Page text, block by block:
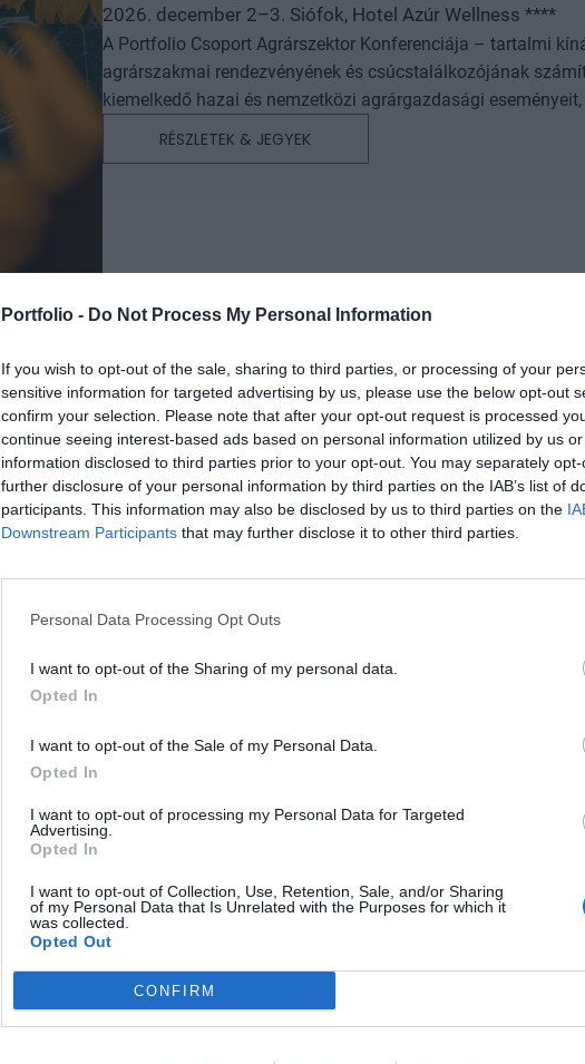
Portfolio - Do Not Process My Personal Information
If you wish to opt-out of the sale, sharing to third parties, or processing of your
sensitive information for targeted advertising by us, please use the below opt-out
confirm your selection. Please note that after your opt-out request is processed
continue seeing interest-based ads based on personal information utilized by us
information disclosed to third parties prior to your opt-out. You may separately
further disclosure of your personal information by third parties on the IAB’s list of
participants. This information may also be disclosed by us to third parties on the
Downstream Participants that may further disclose it to other third parties.
Personal Data Processing Opt Outs
I want to opt-out of the Sharing of my personal data.
Opted In
I want to opt-out of the Sale of my Personal Data.
Opted In
I want to opt-out of processing my Personal Data for Targeted
Advertising.
Opted In
I want to opt-out of Collection, Use, Retention, Sale, and/or Sharing
of my Personal Data that Is Unrelated with the Purposes for which it
was collected.
Opted Out
CONFIRM
2026. december 2–3. Siófok, Hotel Azúr Wellness ****
A Portfolio Csoport Agrárszektor Konferenciája – tartalmi
agrárszakmai rendezvényének és csúcstalálkozójának
kiemelkedő hazai és nemzetközi agrárgazdasági
agrárpiaci szereplők sikeres üzleti és beruházási
lehetőséget biztosít az agráriumot kiszolgáló vállalkozások
finanszírozási és egyéb szolgáltatók – számára. A konferencia a tartalmas programkínálaton túl alkalmat teremt
kerekasztal-beszélgetések mellett pedig szórakoztató
kikapcsolódásához. A Portfolio Csoport az Agrárszektor Konferencián adja át tizenegy kategóriában azokat az évente
odaítélhető díjakat, amelyek az agrárium legkiemelkedőbb
szolgálnak. A díjakat az agrárium legmeghatározóbb
benyújtott pályázatai alapján.
RÉSZLETEK & JEGYEK
AI & DIGITAL TRANSFORMATION
2026. november 26. Marriott Hotel
Elképesztő ütemben digitalizálódik az életünk és ezzel
megszűnnek, a fiókokba, személyes ügyintézésre csak a
órában kommunikálunk, ügyeket intézünk. Ám most a
feje tetejére állítja az AI-forradalom, és az agentic AI trend.
üzleti, compliance és adminisztratív folyamatokat támogató
elképzelhetetlen sebességet és rendkívüli hatékonyságbeli
jó a vibe coding? Nagyvállalatoknak és kkv-knak is szóló
DEEP TECH 2026
2026. november 18. Radisson Blu Béke Hotel
A következő évtizedek technológiai versenye nem azon dől